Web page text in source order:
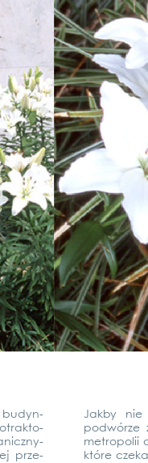
budyn­
prze­
Jak­by nie
pod­wór­ze
metro­po­lii
któ­re